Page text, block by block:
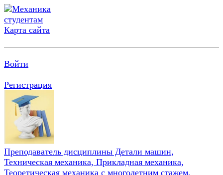
Карта сайта
Войти
Регистрация
Преподаватель дисциплины Детали машин,
Техническая механика, Прикладная механика,
Теоретическая механика с многолетним стажем,